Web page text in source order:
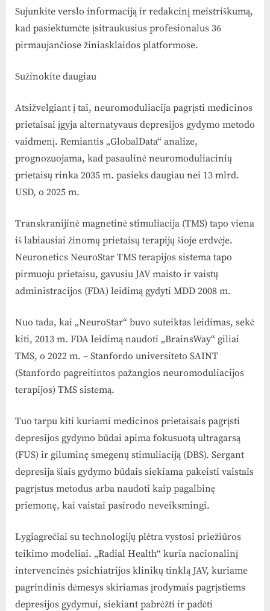
Sujunkite verslo informaciją ir redakcinį meistriškumą,
kad pasiektumėte įsitraukusius profesionalus 36
pirmaujančiose žiniasklaidos platformose.
Sužinokite daugiau
Atsižvelgiant į tai, neuromoduliacija pagrįsti medicinos
prietaisai įgyja alternatyvaus depresijos gydymo metodo
vaidmenį. Remiantis „GlobalData“ analize,
prognozuojama, kad pasaulinė neuromoduliacinių
prietaisų rinka 2035 m. pasieks daugiau nei 13 mlrd.
USD, o 2025 m.
Transkranijinė magnetinė stimuliacija (TMS) tapo viena
iš labiausiai žinomų prietaisų terapijų šioje erdvėje.
Neuronetics NeuroStar TMS terapijos sistema tapo
pirmuoju prietaisu, gavusiu JAV maisto ir vaistų
administracijos (FDA) leidimą gydyti MDD 2008 m.
Nuo tada, kai „NeuroStar“ buvo suteiktas leidimas, sekė
kiti, 2013 m. FDA leidimą naudoti „BrainsWay“ giliai
TMS, o 2022 m. – Stanfordo universiteto SAINT
(Stanfordo pagreitintos pažangios neuromoduliacijos
terapijos) TMS sistemą.
Tuo tarpu kiti kuriami medicinos prietaisais pagrįsti
depresijos gydymo būdai apima fokusuotą ultragarsą
(FUS) ir giluminę smegenų stimuliaciją (DBS). Sergant
depresija šiais gydymo būdais siekiama pakeisti vaistais
pagrįstus metodus arba naudoti kaip pagalbinę
priemonę, kai vaistai pasirodo neveiksmingi.
Lygiagrečiai su technologijų plėtra vystosi priežiūros
teikimo modeliai. „Radial Health“ kuria nacionalinį
intervencinės psichiatrijos klinikų tinklą JAV, kuriame
pagrindinis dėmesys skiriamas įrodymais pagrįstiems
depresijos gydymui, siekiant pabrėžti ir padėti